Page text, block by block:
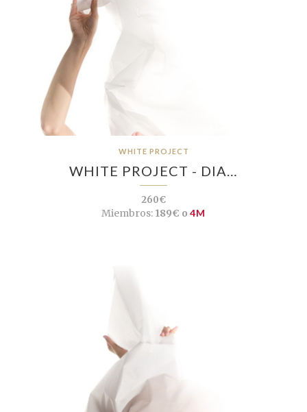
WHITE PROJECT
WHITE PROJECT - DIA…
260€
Miembros: 189€ o 4M